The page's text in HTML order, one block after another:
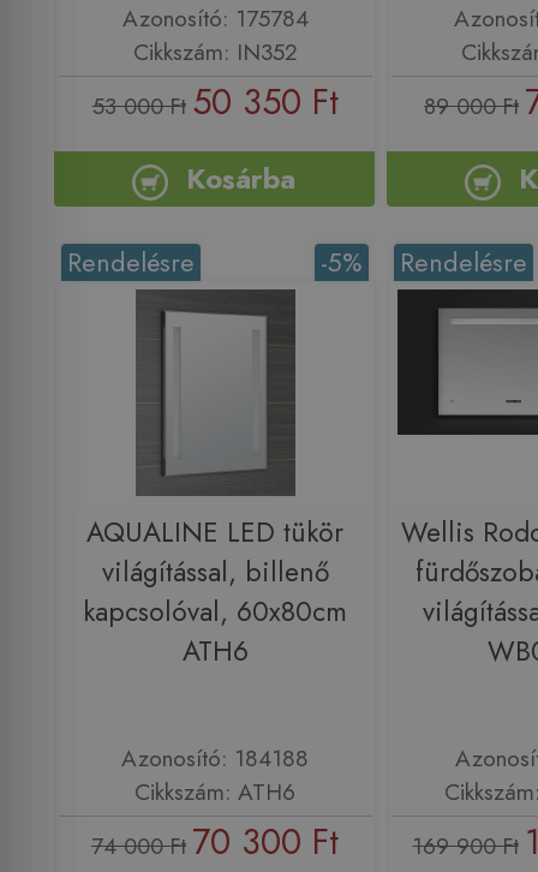
Azonosító: 175784
Cikkszám: IN352
53 000 Ft 50 350 Ft
Kosárba
89 000 Ft
-5%
Rendelésre
AQUALINE LED tükör
világítással, billenő
kapcsolóval, 60x80cm
ATH6
Azonosító: 184188
Cikkszám: ATH6
74 000 Ft 70 300 Ft
Rendelésre
Wellis
169 900 Ft